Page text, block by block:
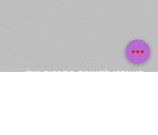
הצטרפו לרשימת התפוצה שלי